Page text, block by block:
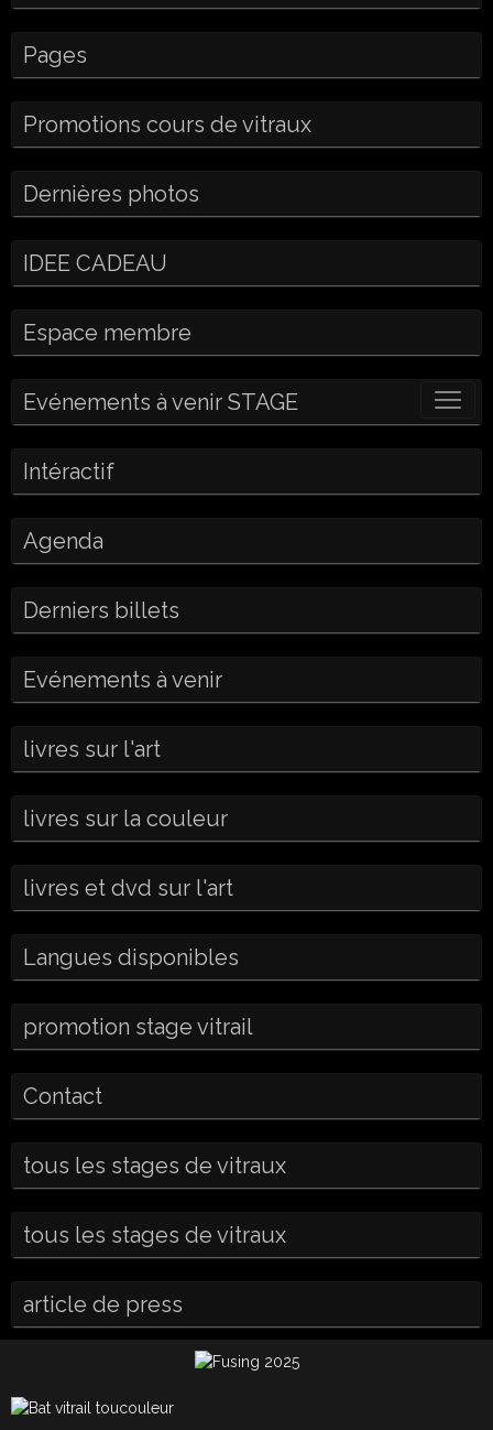
Pages
Promotions cours de vitraux
Dernières photos
IDEE CADEAU
Espace membre
Evénements à venir STAGE
Intéractif
Agenda
Derniers billets
Evénements à venir
livres sur l'art
livres sur la couleur
livres et dvd sur l'art
Langues disponibles
promotion stage vitrail
Contact
tous les stages de vitraux
tous les stages de vitraux
article de press